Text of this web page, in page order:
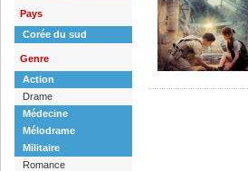
Pays
Corée du sud
Genre
Action
Drame
Médecine
Mélodrame
Militaire
Romance